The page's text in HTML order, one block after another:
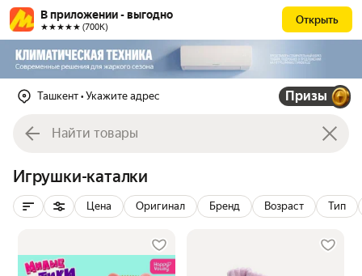
В приложении - выгодно
★★★★★ (700К)
Открыть
Ташкент • Укажите адрес Призы
Игрушки-каталки
Цена Оригинал Бренд Возраст Тип